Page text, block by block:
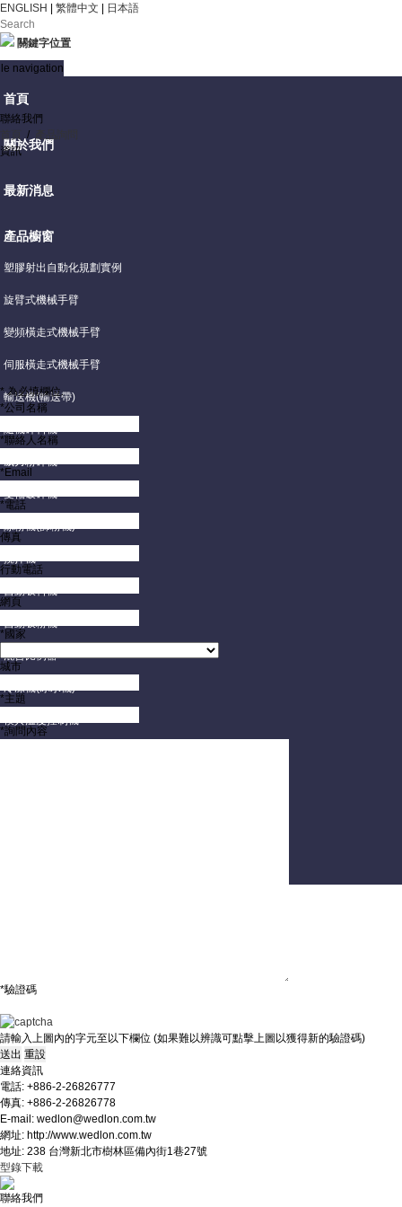
ENGLISH 繁體中文 日本語
關鍵字位置
navigation
首頁
關於我們
最新消息
產品櫥窗
塑膠射出自動化規劃實例
旋臂式機械手臂
變頻橫走式機械手臂
伺服橫走式機械手臂
輸送機(輸送帶)
隨機碎料機
威力粉碎機
雙軸破碎機
除粉機(篩粉機)
攪拌機
自動吸料機
自動吸粉機
混合比例器
冷凍機(冰水機)
模具溫度控制機
聯絡我們
首頁
/
產品詢問
資訊
* 為必填欄位.
*公司名稱
*聯絡人名稱
*Email
*電話
傳真
行動電話
網頁
*國家
城市
*主題
*詢問內容
*驗證碼
請輸入上圖內的字元至以下欄位 (如果難以辨識可點擊上圖以獲得新的驗證碼)
連絡資訊
電話: +886-2-26826777
傳真: +886-2-26826778
E-mail: wedlon@wedlon.com.tw
網址: http://www.wedlon.com.tw
地址: 238 台灣新北市樹林區備內街1巷27號
型錄下載
聯絡我們